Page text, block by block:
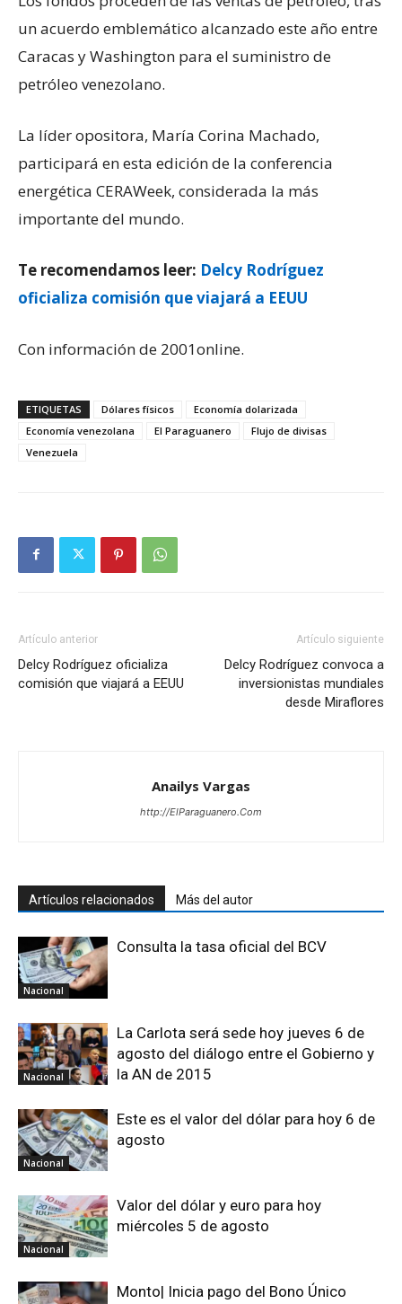
un acuerdo emblemático alcanzado este año entre
Caracas y Washington para el suministro de
petróleo venezolano.
La líder opositora, María Corina Machado,
participará en esta edición de la conferencia
energética CERAWeek, considerada la más
importante del mundo.
Te recomendamos leer: Delcy Rodríguez
oficializa comisión que viajará a EEUU
Con información de 2001online.
ETIQUETAS Dólares físicos
Economía dolarizada
Economía venezolana
El Paraguanero
Flujo de divisas
Venezuela
Artículo anterior
Delcy Rodríguez oficializa
comisión que viajará a EEUU
Artículo siguiente
Delcy Rodríguez convoca a
inversionistas mundiales
desde Miraflores
Anailys Vargas
http://ElParaguanero.Com
Artículos relacionados Más del autor
Nacional
Consulta la tasa oficial del BCV
Nacional
La Carlota será sede hoy jueves 6 de
agosto del diálogo entre el Gobierno y
la AN de 2015
Nacional
Este es el valor del dólar para hoy 6 de
agosto
Nacional
Valor del dólar y euro para hoy
miércoles 5 de agosto
Monto| Inicia pago del Bono Único